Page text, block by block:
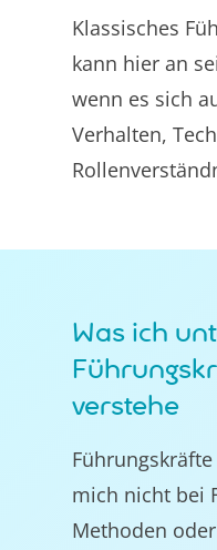
Klassisches
kann hier an
wenn es sich
Verhalten,
Was ich
verstehe
mich nicht bei
Methoden